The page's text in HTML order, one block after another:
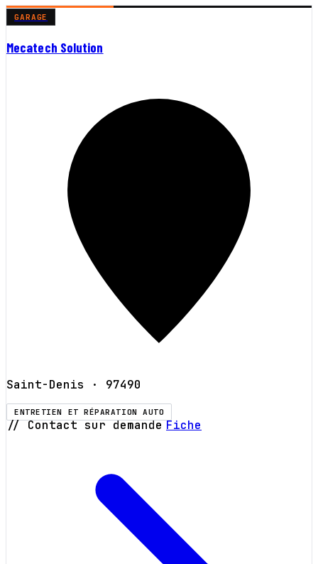
GARAGE
Mecatech Solution
Saint-Denis · 97490
ENTRETIEN ET RÉPARATION AUTO
// Contact sur demande Fiche